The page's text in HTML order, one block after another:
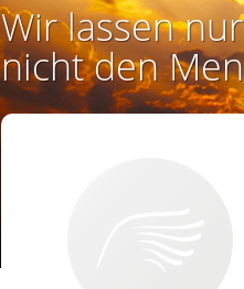
Wir lassen
nicht den